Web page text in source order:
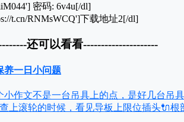
密码: 6v4u[/dl]
t.cn/RNMsWCQ']下载地址2[/dl]
还可以看看---------------------
养一日小问题
作文不是一台吊具上的点，是好几台吊
上滚轮的时候，看见导板上限位插头🔌